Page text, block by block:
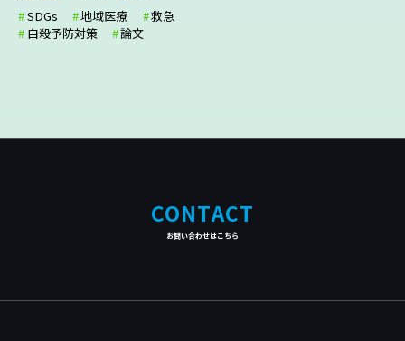
SDGs
地域医療
救急
自殺予防対策
論文
CONTACT
お問い合わせはこちら